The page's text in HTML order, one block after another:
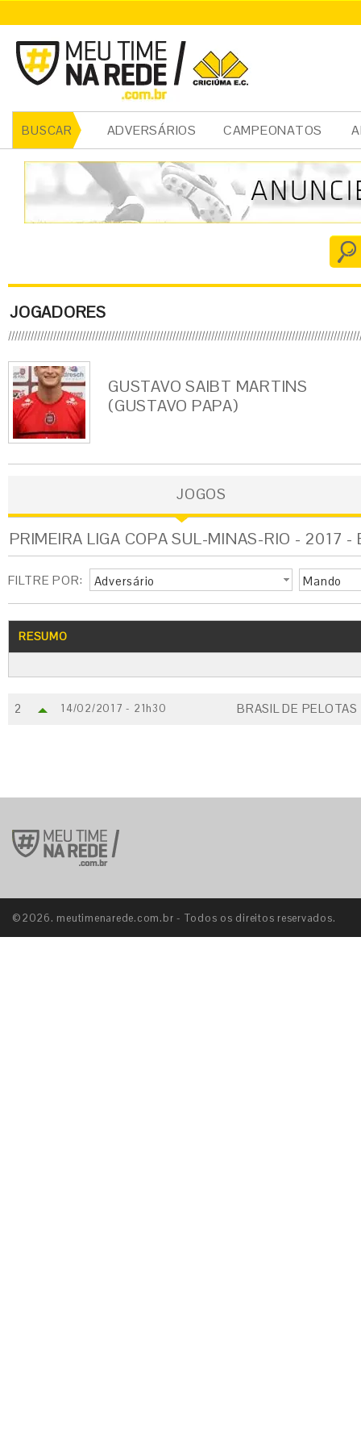
BUSCAR ADVERSÁRIOS CAMPEONATOS
JOGADORES
GUSTAVO SAIBT MARTINS
(GUSTAVO PAPA)
JOGOS
PRIMEIRA LIGA COPA SUL-MINAS-RIO - 2017 -
FILTRE POR: Adversário Mando
RESUMO
2 14/02/2017 - 21h30 BRASIL DE
©2026. meutimenarede.com.br - Todos os direitos reservados.